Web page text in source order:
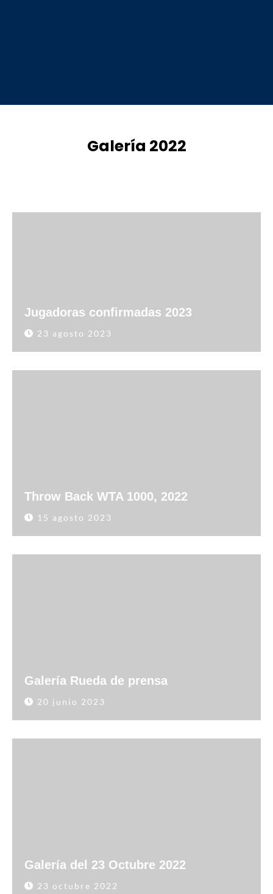
Galería 2022
Jugadoras confirmadas 2023
23 agosto 2023
Throw Back WTA 1000, 2022
15 agosto 2023
Galería Rueda de prensa
20 junio 2023
Galería del 23 Octubre 2022
23 octubre 2022